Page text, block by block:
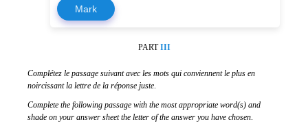
Mark
PARTIII
Complétez le passage suivant avec les mots qui conviennent le plus en
noircissant la lettre de la réponse juste
Complete the following passage with the most appropriate word(s) and
shade on your answer sheet the letter of the answer you have chosen